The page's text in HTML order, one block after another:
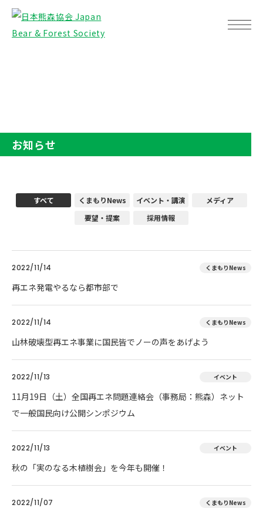
お知らせ
すべて くまもりNews イベント・講演
メディア
要望・提案
採用情報
2022/11/14 くまもりNews
再エネ発電やるなら都市部で
2022/11/14 くまもりNews
山林破壊型再エネ事業に国民皆でノーの声をあげよう
2022/11/13 イベント
11月19日（土）全国再エネ問題連絡会（事務局：熊森）ネット
で一般国民向け公開シンポジウム
2022/11/13 イベント
秋の「実のなる木植樹会」を今年も開催！
2022/11/07 くまもりNews